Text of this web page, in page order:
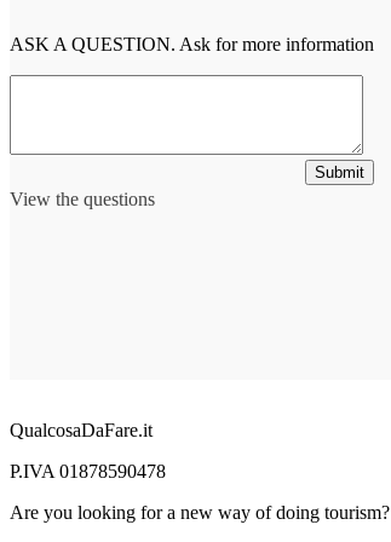
ASK A QUESTION. Ask for more information
View the questions
Submit
QualcosaDaFare.it
P.IVA 01878590478
Are you looking for a new way of doing tourism?